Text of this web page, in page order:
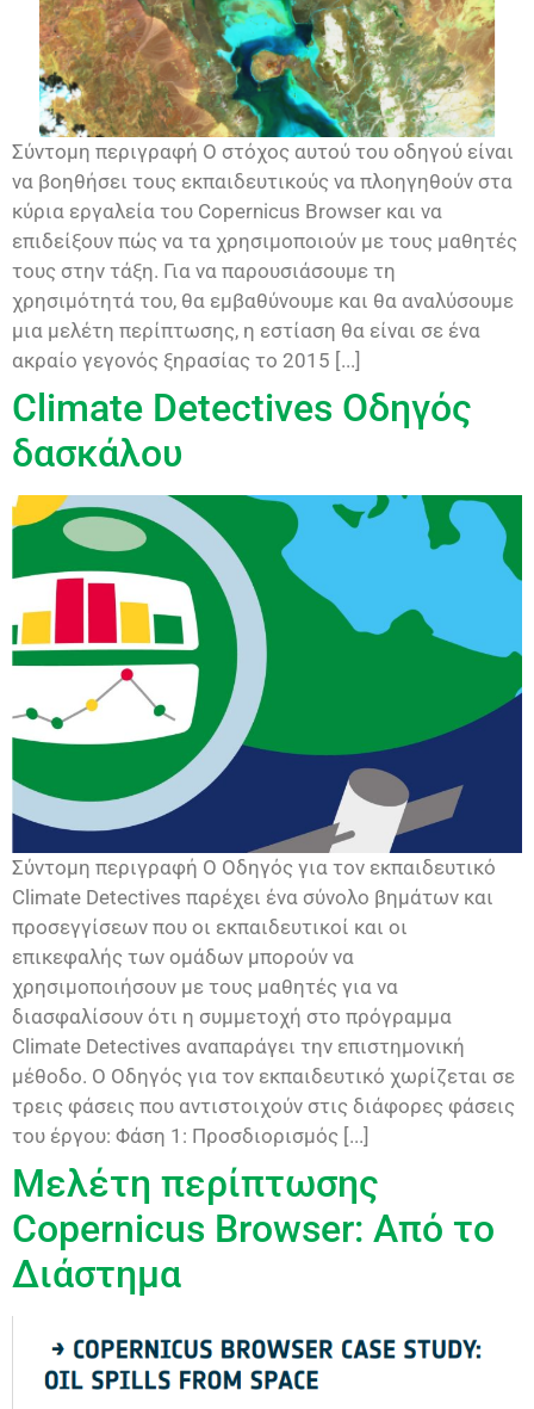
Σύντομη περιγραφή Ο στόχος αυτού του οδηγού είναι
να βοηθήσει τους εκπαιδευτικούς να πλοηγηθούν στα
κύρια εργαλεία του Copernicus Browser και να
επιδείξουν πώς να τα χρησιμοποιούν με τους μαθητές
τους στην τάξη. Για να παρουσιάσουμε τη
χρησιμότητά του, θα εμβαθύνουμε και θα αναλύσουμε
μια μελέτη περίπτωσης, η εστίαση θα είναι σε ένα
ακραίο γεγονός ξηρασίας το 2015 [...]
Climate Detectives Οδηγός
δασκάλου
Σύντομη περιγραφή Ο Οδηγός για τον εκπαιδευτικό
Climate Detectives παρέχει ένα σύνολο βημάτων και
προσεγγίσεων που οι εκπαιδευτικοί και οι
επικεφαλής των ομάδων μπορούν να
χρησιμοποιήσουν με τους μαθητές για να
διασφαλίσουν ότι η συμμετοχή στο πρόγραμμα
Climate Detectives αναπαράγει την επιστημονική
μέθοδο. Ο Οδηγός για τον εκπαιδευτικό χωρίζεται σε
τρεις φάσεις που αντιστοιχούν στις διάφορες φάσεις
του έργου: Φάση 1: Προσδιορισμός [...]
Μελέτη περίπτωσης
Copernicus Browser: Από το
Διάστημα